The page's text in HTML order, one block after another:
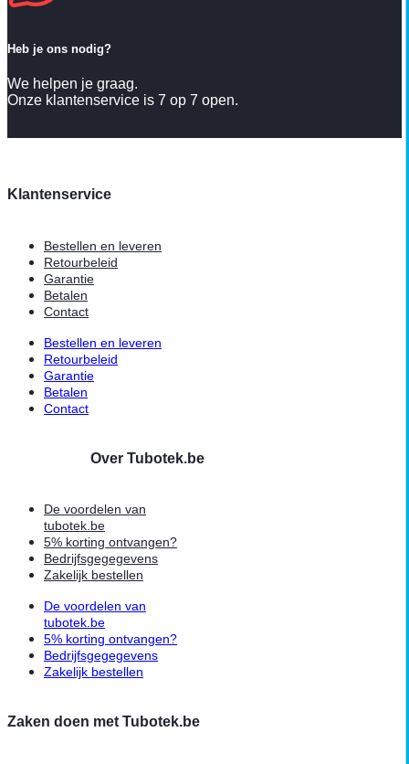
Heb je ons nodig?
We helpen je graag.
Onze klantenservice is 7 op 7 open.
Klantenservice
Bestellen en leveren
Retourbeleid
Garantie
Betalen
Contact
Bestellen en leveren
Retourbeleid
Garantie
Betalen
Contact
Over Tubotek.be
De voordelen van
tubotek.be
5% korting ontvangen?
Bedrijfsgegegevens
Zakelijk bestellen
De voordelen van
tubotek.be
5% korting ontvangen?
Bedrijfsgegegevens
Zakelijk bestellen
Zaken doen met Tubotek.be